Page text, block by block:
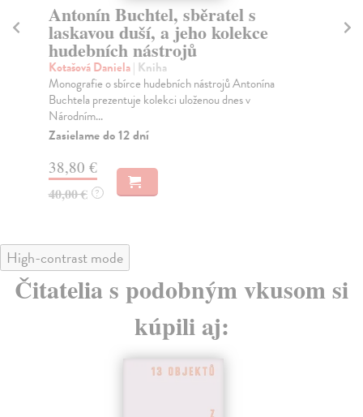
Antonín Buchtel, sběratel s
laskavou duší, a jeho kolekce
hudebních nástrojů
Kotašová Daniela| Kniha
Monografie o sbírce hudebních nástrojů Antonína
Buchtela prezentuje kolekci uloženou dnes v
Národním...
Zasielame do 12 dní
38,80 €
40,00 € ?
High-contrast mode
Čitatelia s podobným vkusom si
kúpili aj: